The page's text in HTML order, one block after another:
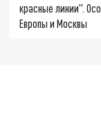
красные линии".
Европы и Москвы